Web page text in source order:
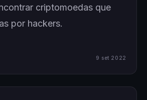
criptomoedas que
por hackers.
9 set 2022